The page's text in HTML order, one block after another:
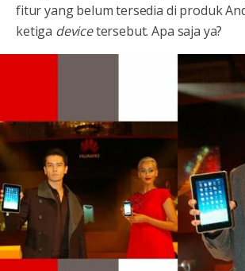
fitur yang belum tersedia di produk
ketiga devicetersebut. Apa saja ya?